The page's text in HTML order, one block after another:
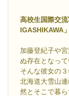
高校生国際交
IGASHIKAWA
加藤登紀子や
ぬ存在となって
そんな彼女の
北海道大雪山
然とそこで暮